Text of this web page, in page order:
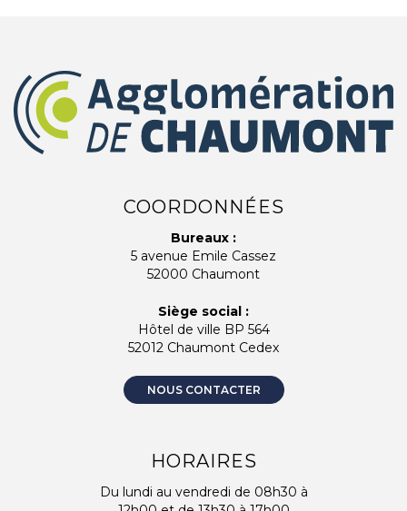
COORDONNÉES
Bureaux :
5 avenue Emile Cassez
52000 Chaumont
Siège social :
Hôtel de ville BP 564
52012 Chaumont Cedex
NOUS CONTACTER
HORAIRES
Du lundi au vendredi de 08h30 à